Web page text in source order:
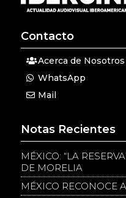
Contacto
Acerca de Nosotros
WhatsApp
Mail
Notas Recientes
MÉXICO: “LA
DE MORELIA
MÉXICO RECONOCE